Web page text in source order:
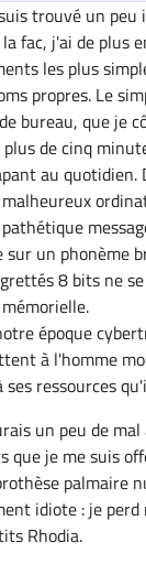
trouvé un peu
fac, j'ai de plus
les plus
propres. Le
bureau, que je
de cinq
au quotidien.
un phonème
8 bits ne
époque
à l'homme
ressources
un peu de
que je me suis
palmaire
idiote : je
Rhodia.